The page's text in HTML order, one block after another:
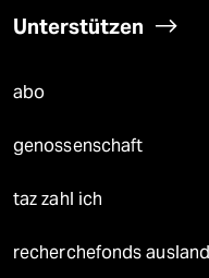
Unterstützen
abo
genossenschaft
taz zahl ich
recherchefonds ausland